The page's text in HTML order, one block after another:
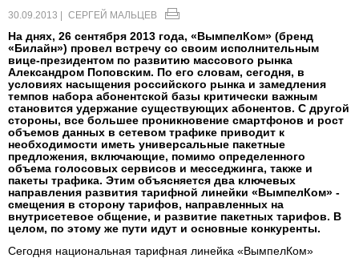
30.09.2013 | СЕРГЕЙ МАЛЬЦЕВ
На днях, 26 сентября 2013 года, «ВымпелКом» (бренд
«Билайн») провел встречу со своим исполнительным
вице-президентом по развитию массового рынка
Александром Поповским. По его словам, сегодня, в
условиях насыщения российского рынка и замедления
темпов набора абонентской базы критически важным
становится удержание существующих абонентов. С другой
стороны, все большее проникновение смартфонов и рост
объемов данных в сетевом трафике приводит к
необходимости иметь универсальные пакетные
предложения, включающие, помимо определенного
объема голосовых сервисов и месседжинга, также и
пакеты трафика. Этим объясняется два ключевых
направления развития тарифной линейки «ВымпелКом» -
смещения в сторону тарифов, направленных на
внутрисетевое общение, и развитие пакетных тарифов. В
целом, по этому же пути идут и основные конкуренты.
Сегодня национальная тарифная линейка «ВымпелКом»